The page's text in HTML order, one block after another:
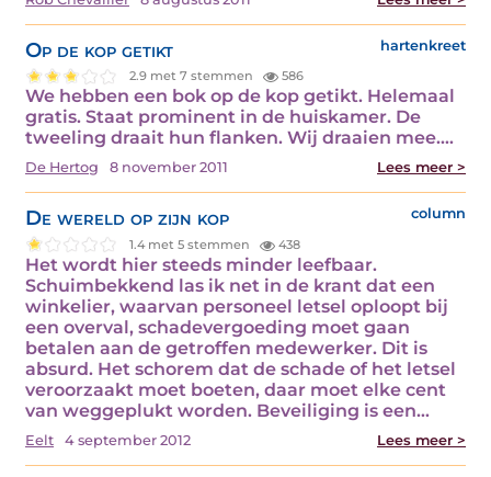
Op de kop getikt hartenkreet
2.9 met 7 stemmen 586
We hebben een bok op de kop getikt. Helemaal
gratis. Staat prominent in de huiskamer. De
tweeling draait hun flanken. Wij draaien mee.…
De Hertog 8 november 2011 Lees meer >
De wereld op zijn kop column
1.4 met 5 stemmen 438
Het wordt hier steeds minder leefbaar.
Schuimbekkend las ik net in de krant dat een
winkelier, waarvan personeel letsel oploopt bij
een overval, schadevergoeding moet gaan
betalen aan de getroffen medewerker. Dit is
absurd. Het schorem dat de schade of het letsel
veroorzaakt moet boeten, daar moet elke cent
van weggeplukt worden. Beveiliging is een…
Eelt 4 september 2012 Lees meer >